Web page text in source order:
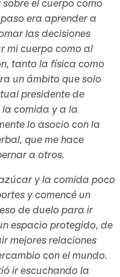
el cuerpo como
era aprender a
las decisiones
mi cuerpo como al
tanto la física como
un ámbito que solo
presidente de
la comida y a la
lo asocio con la
que me hace
a otros.
y la comida poco
y comencé un
de duelo para ir
espacio protegido, de
mejores relaciones
con el mundo.
ir escuchando la